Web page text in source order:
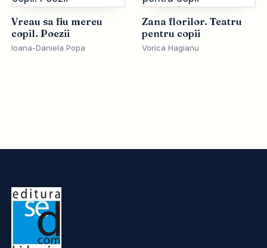
Vreau sa fiu mereu
copil. Poezii
Ioana-Daniela Popa
Zana florilor. Teatru
pentru copii
Vorica Hagianu